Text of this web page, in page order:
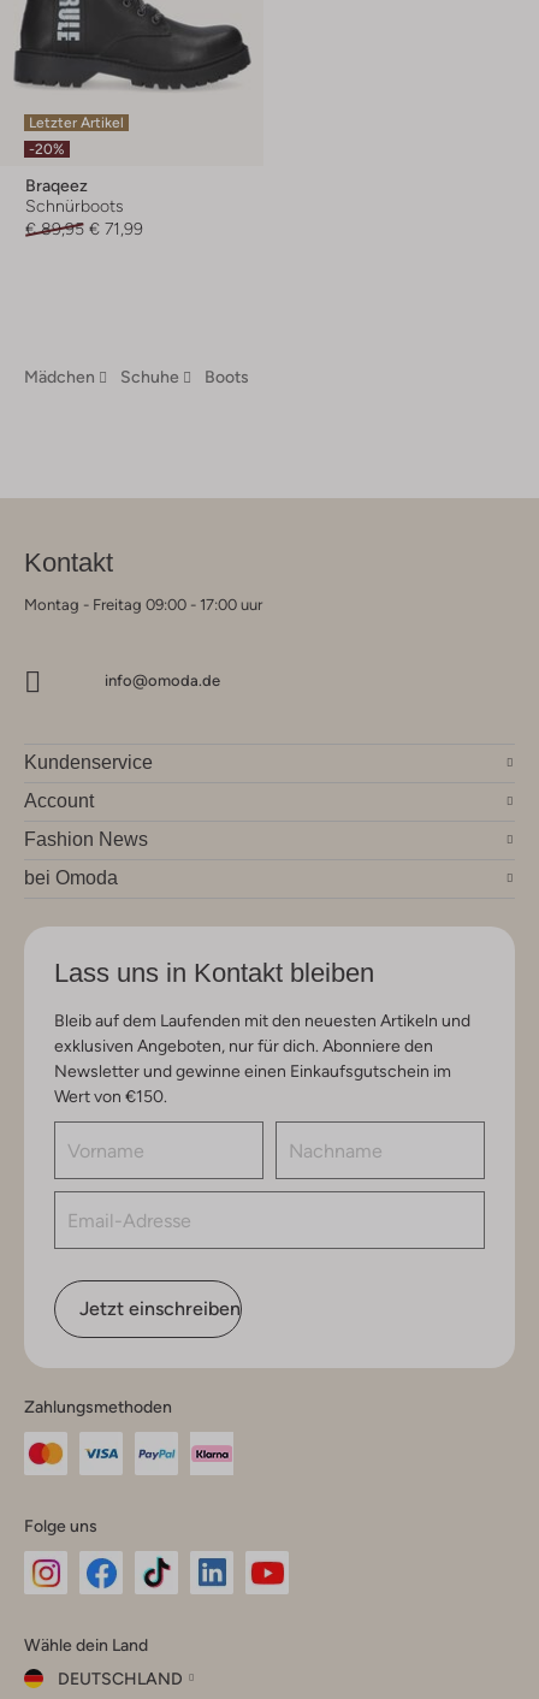
Letzter Artikel
-20%
Braqeez
Schnürboots
€ 89,95 € 71,99
Mädchen Schuhe Boots
Kontakt
Montag - Freitag 09:00 - 17:00 uur
info@omoda.de
Kundenservice
Account
Fashion News
bei Omoda
Lass uns in Kontakt bleiben
Bleib auf dem Laufenden mit den neuesten Artikeln und
exklusiven Angeboten, nur für dich. Abonniere den
Newsletter und gewinne einen Einkaufsgutschein im
Wert von €150.
Jetzt einschreiben
Zahlungsmethoden
Folge uns
Instagram
Facebook
TikTok
Wähle dein Land
DEUTSCHLAND